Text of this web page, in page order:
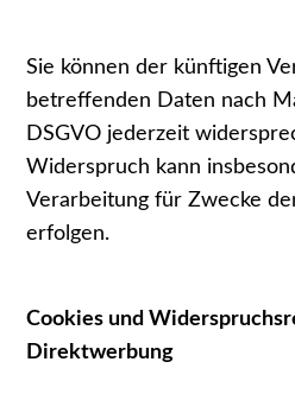
Sie können der künftigen
betreffenden Daten nach
DSGVO jederzeit
Widerspruch kann
Verarbeitung für Zwecke
erfolgen.
Cookies und
Direktwerbung